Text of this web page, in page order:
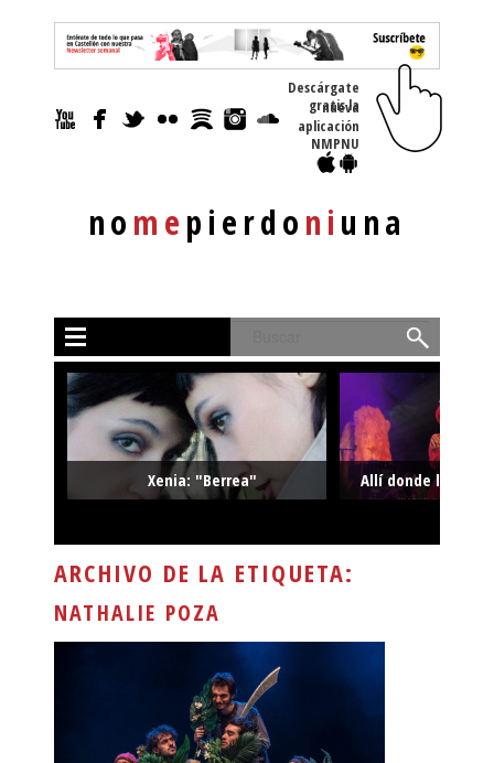
nomepierdoniuna
Descárgate
gratis la nueva
aplicación
NMPNU
Xenia: "Berrea" Allí donde la
ARCHIVO DE LA ETIQUETA:
NATHALIE POZA